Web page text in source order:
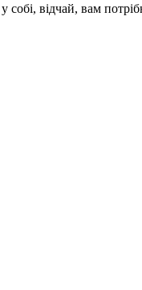
відчай, вам